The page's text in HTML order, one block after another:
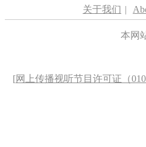
关于我们 |
本网
[网上传播视听节目许可证（